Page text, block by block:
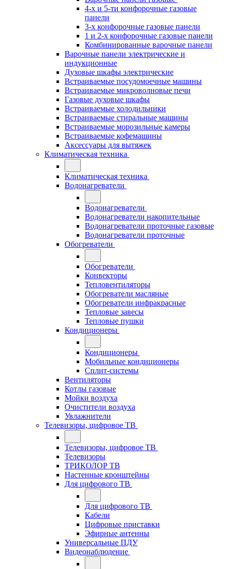
4-х и 5-ти конфорочные газовые
панели
3-х конфорочные газовые панели
1 и 2-х конфорочные газовые панели
Комбинированные варочные панели
Варочные панели электрические и
индукционные
Духовые шкафы электрические
Встраиваемые посудомоечные машины
Встраиваемые микроволновые печи
Газовые духовые шкафы
Встраиваемые холодильники
Встраиваемые стиральные машины
Встраиваемые морозильные камеры
Встраиваемые кофемашины
Аксессуары для вытяжек
Климатическая техника
Климатическая техника
Водонагреватели
Водонагреватели
Водонагреватели накопительные
Водонагреватели проточные газовые
Водонагреватели проточные
Обогреватели
Обогреватели
Конвекторы
Тепловентиляторы
Обогреватели масляные
Обогреватели инфракрасные
Тепловые завесы
Тепловые пушки
Кондиционеры
Кондиционеры
Мобильные кондиционеры
Сплит-системы
Вентиляторы
Котлы газовые
Мойки воздуха
Очистители воздуха
Увлажнители
Телевизоры, цифровое ТВ
Телевизоры, цифровое ТВ
Телевизоры
ТРИКОЛОР ТВ
Настенные кронштейны
Для цифрового ТВ
Для цифрового ТВ
Кабели
Цифровые приставки
Эфирные антенны
Универсальные ПДУ
Видеонаблюдение